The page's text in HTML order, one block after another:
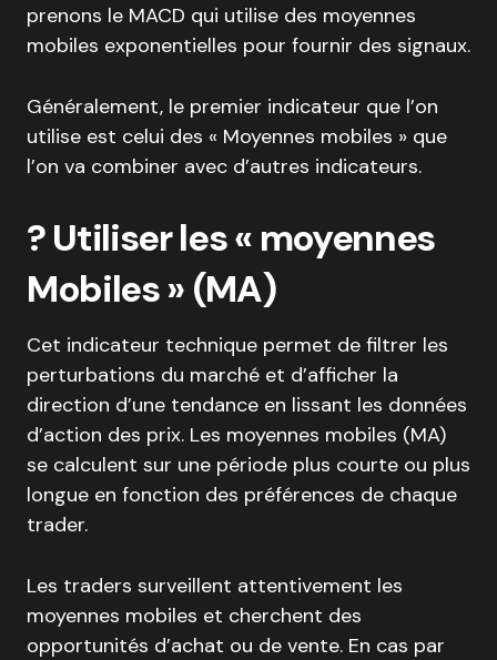
prenons le MACD qui utilise des moyennes
mobiles exponentielles pour fournir des signaux.
Généralement, le premier indicateur que l’on
utilise est celui des « Moyennes mobiles » que
l’on va combiner avec d’autres indicateurs.
? Utiliser les « moyennes
Mobiles » (MA)
Cet indicateur technique permet de filtrer les
perturbations du marché et d’afficher la
direction d’une tendance en lissant les données
d’action des prix. Les moyennes mobiles (MA)
se calculent sur une période plus courte ou plus
longue en fonction des préférences de chaque
trader.
Les traders surveillent attentivement les
moyennes mobiles et cherchent des
opportunités d’achat ou de vente. En cas par